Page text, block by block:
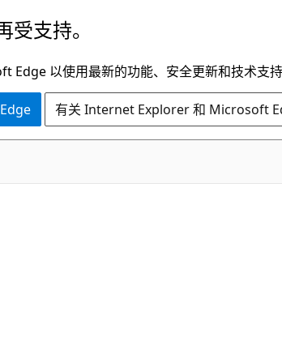
受支持。
Edge 以使用最新的功能、安全更新和技术支持
有关 Internet Explorer 和 Microsoft